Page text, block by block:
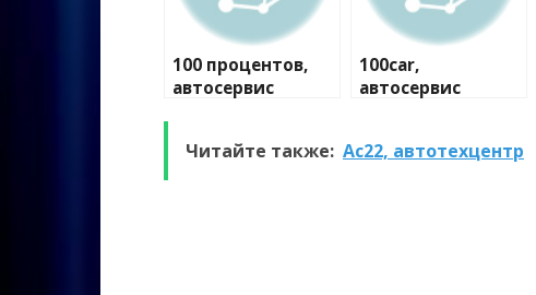
100 процентов,
автосервис
100car,
автосервис
Читайте также: Ас22, автотехцентр